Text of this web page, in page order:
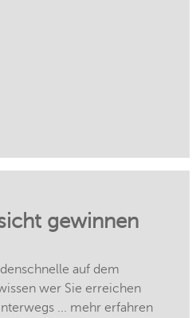
gewinnen
auf dem
wer Sie erreichen
... mehr erfahren